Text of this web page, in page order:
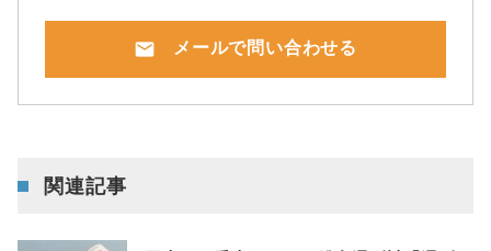
mail メールで問い合わせる
関連記事